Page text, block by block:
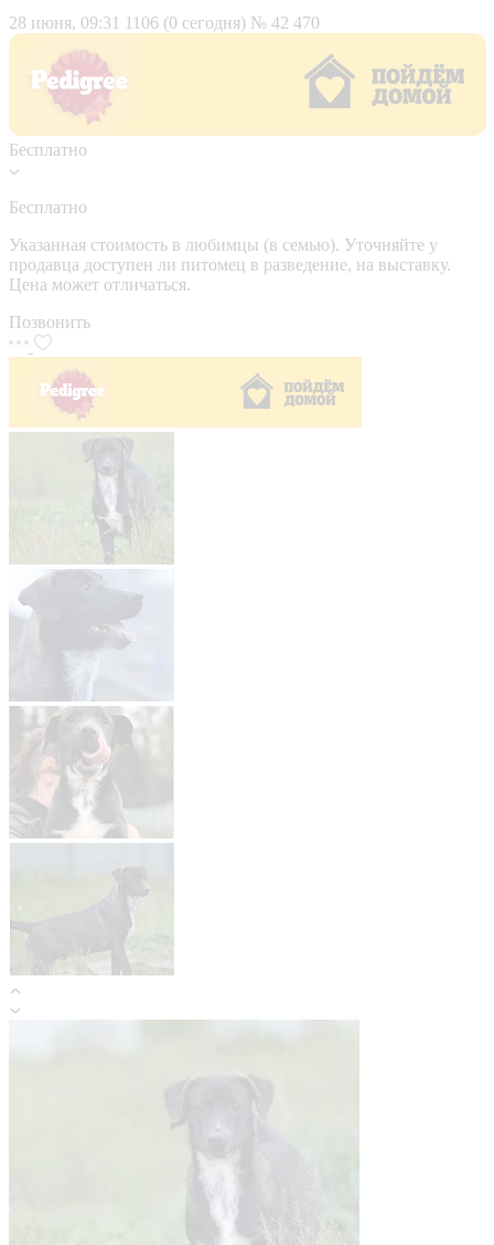
28 июня, 09:31 1106 (0 сегодня) № 42 470
Бесплатно
Бесплатно
Указанная стоимость в любимцы (в семью). Уточняйте у
продавца доступен ли питомец в разведение, на выставку.
Цена может отличаться.
Позвонить